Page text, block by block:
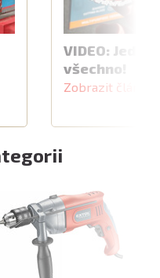
VIDEO:
všechno!
Zobrazit článek